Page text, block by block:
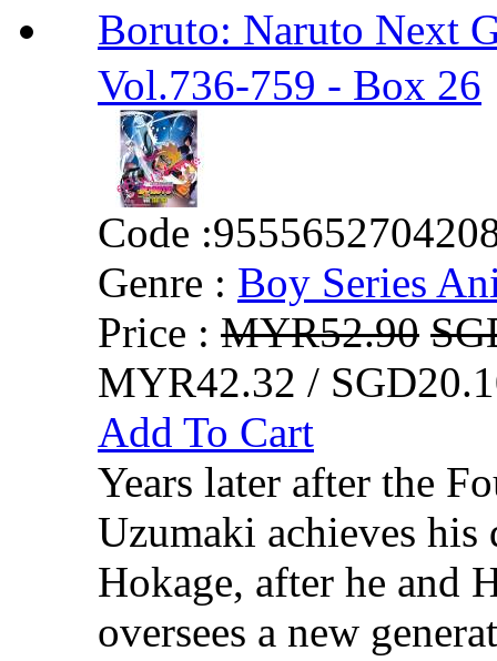
Boruto: Naruto Next
Vol.736-759 - Box 26
Code :
Genre : Boy Series
Price : MYR52.90
MYR42.32 /
Add To Cart
Years later after the
Uzumaki achieves his
Hokage, after he and
oversees a new